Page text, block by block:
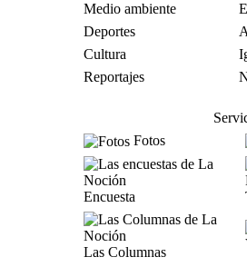
Medio ambiente
Deportes
Cultura
Reportajes
Fotos
Encuesta
Las Columnas